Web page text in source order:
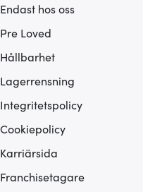
Endast hos oss
Pre Loved
Hållbarhet
Lagerrensning
Integritetspolicy
Cookiepolicy
Karriärsida
Franchisetagare